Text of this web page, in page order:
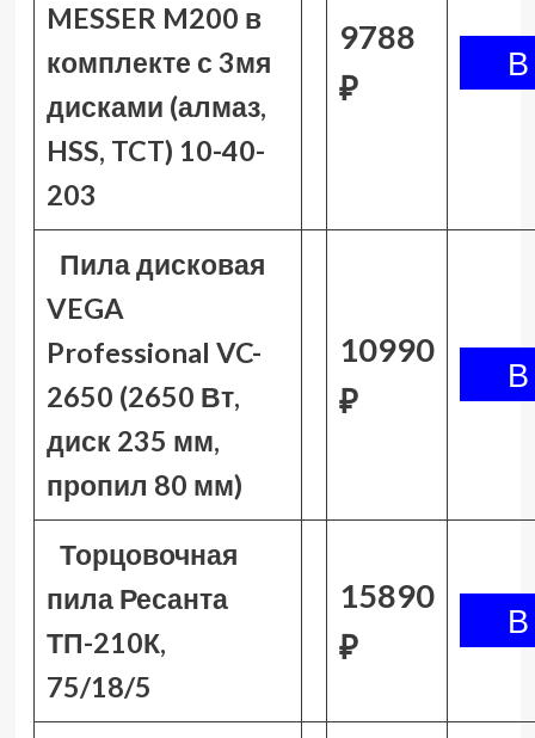
MESSER M200 в
комплекте с 3мя
дисками (алмаз,
HSS, TCT) 10-40-
203
9788
₽
Пила дисковая
VEGA
Professional VC-
2650 (2650 Вт,
диск 235 мм,
пропил 80 мм)
10990
₽
Торцовочная
пила Ресанта
ТП-210К,
75/18/5
15890
₽